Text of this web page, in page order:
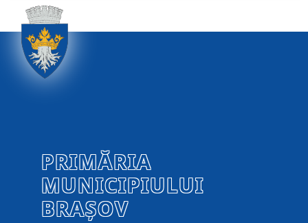
PRIMĂRIA
MUNICIPIULUI
BRAȘOV